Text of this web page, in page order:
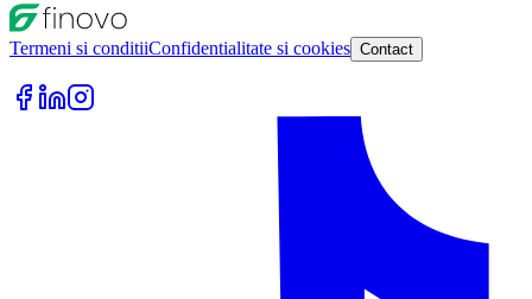
Termeni si conditiiConfidentialitate si cookies Contact